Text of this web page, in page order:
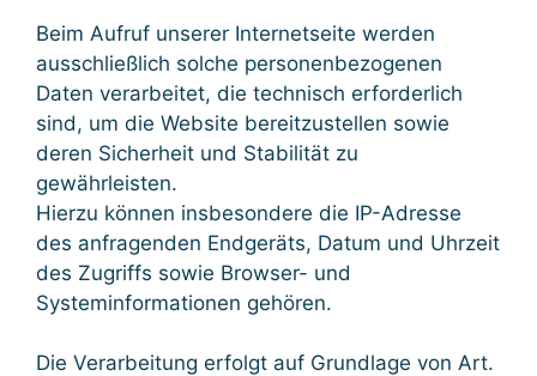
Beim Aufruf unserer Internetseite werden
ausschließlich solche personenbezogenen
Daten verarbeitet, die technisch erforderlich
sind, um die Website bereitzustellen sowie
deren Sicherheit und Stabilität zu
gewährleisten.
Hierzu können insbesondere die IP-Adresse
des anfragenden Endgeräts, Datum und Uhrzeit
des Zugriffs sowie Browser- und
Systeminformationen gehören.
Die Verarbeitung erfolgt auf Grundlage von Art.